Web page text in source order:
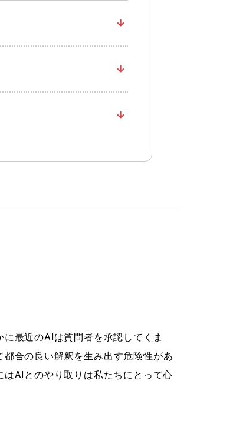
最近のAIは質問者を承認してくま
合の良い解釈を生み出す危険性があ
AIとのやり取りは私たちにとって心